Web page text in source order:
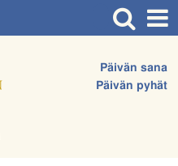
Päivän sana
Päivän pyhät